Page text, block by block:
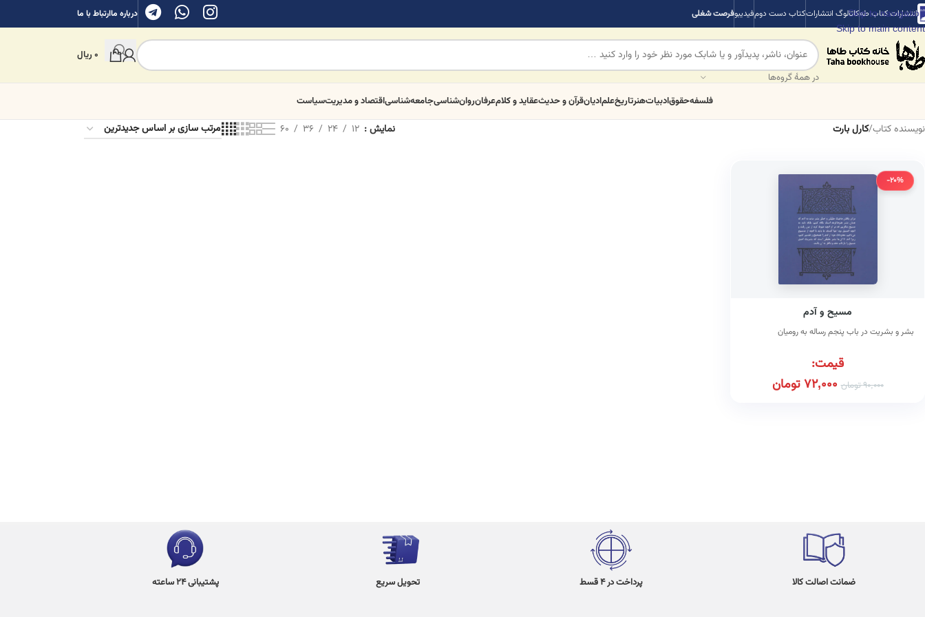
Skip to navigation
Skip to main content
انتشارات کتاب طهکاتالوگ انتشاراتکتاب دست دومفیدیبوفرصت شغلی درباره ماارتباط با ما
در همهٔ گروه‌ها
0ریال
فلسفهحقوقادبیاتهنرتاریخعلمادیانقرآن و حدیثعقاید و کلامعرفانروان‌شناسیجامعه‌شناسیاقتصاد و مدیریتسیاست
نویسنده کتاب/کارل بارت نمایش 12
24
36
60
-20%
مسیح و آدم
بشر و بشریت در باب پنجم رساله به رومیان
قیمت:
90,000تومان 72,000تومان
ضمانت اصالت کالا پرداخت در 4 قسط تحویل سریع پشتیبانی 24 ساعته